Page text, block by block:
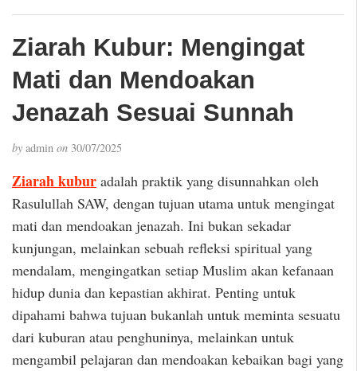
Ziarah Kubur: Mengingat
Mati dan Mendoakan
Jenazah Sesuai Sunnah
by admin on 30/07/2025
Ziarah kubur adalah praktik yang disunnahkan oleh
Rasulullah SAW, dengan tujuan utama untuk mengingat
mati dan mendoakan jenazah. Ini bukan sekadar
kunjungan, melainkan sebuah refleksi spiritual yang
mendalam, mengingatkan setiap Muslim akan kefanaan
hidup dunia dan kepastian akhirat. Penting untuk
dipahami bahwa tujuan bukanlah untuk meminta sesuatu
dari kuburan atau penghuninya, melainkan untuk
mengambil pelajaran dan mendoakan kebaikan bagi yang